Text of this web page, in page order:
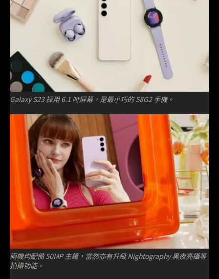
Galaxy S23 採用 6.1 吋屏幕，是最小巧的 S8G2 手機。
兩機均配備 50MP 主鏡，當然亦有升級 Nightography 黑夜亮攝等
拍攝功能。